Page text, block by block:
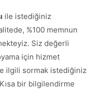
ile istediğiniz
%100 memnun
Siz değerli
için hizmet
ilgili sormak istediğiniz
bir bilgilendirme